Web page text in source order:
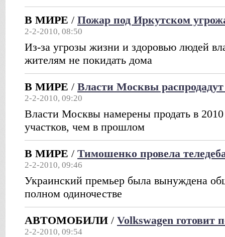
В МИРЕ / Пожар под Иркутском
2-2-2010, 08:50
Из-за угрозы жизни и здоровью людей
жителям не покидать дома
В МИРЕ / Власти Москвы
2-2-2010, 09:20
Власти Москвы намерены продать в 2010
участков, чем в прошлом
В МИРЕ / Тимошенко провела
2-2-2010, 09:46
Украинский премьер была вынуждена
полном одиночестве
АВТОМОБИЛИ / Volkswagen готовит
2-2-2010, 09:54